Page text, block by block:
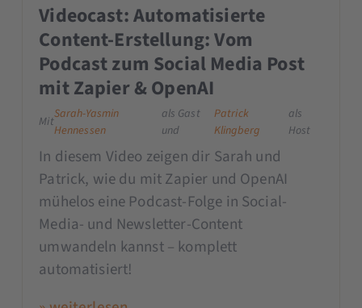
Videocast: Automatisierte
Content-Erstellung: Vom
Podcast zum Social Media Post
mit Zapier & OpenAI
Mit
Sarah-Yasmin
Hennessen
als Gast
und
Patrick
Klingberg
als
Host
In diesem Video zeigen dir Sarah und
Patrick, wie du mit Zapier und OpenAI
mühelos eine Podcast-Folge in Social-
Media- und Newsletter-Content
umwandeln kannst – komplett
automatisiert!